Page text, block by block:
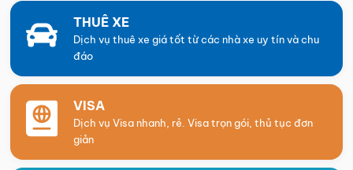
THUÊ XE
Dịch vụ thuê xe giá tốt từ các nhà xe uy tín và chu
đáo
VISA
Dịch vụ Visa nhanh, rẻ. Visa trọn gói, thủ tục đơn
giản